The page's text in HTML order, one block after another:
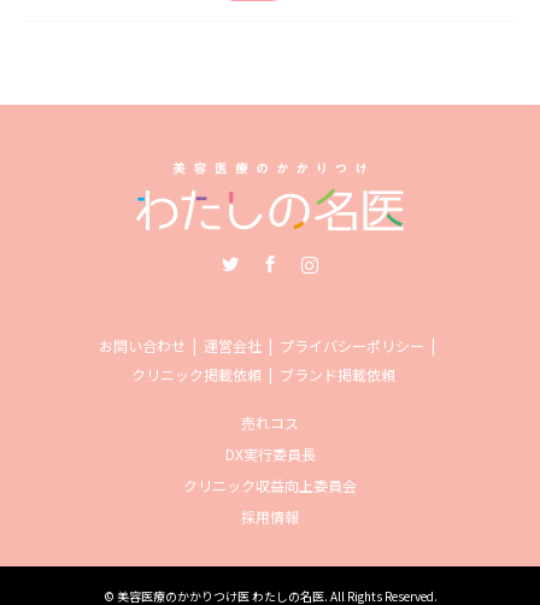
お問い合わせ 運営会社
プライバシーポリシー
クリニック掲載依頼
ブランド掲載依頼
売れコス
DX実行委員長
クリニック収益向上委員会
採用情報
© 美容医療のかかりつけ医 わたしの名医. All Rights Reserved.